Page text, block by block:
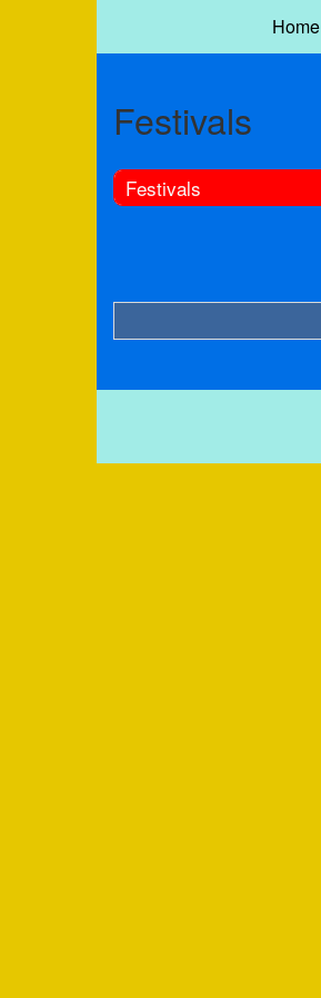
Home
Festivals
Festivals